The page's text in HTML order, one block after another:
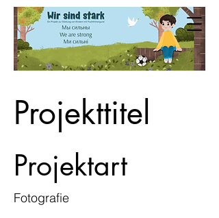
Projekttitel
Projektart
Fotografie